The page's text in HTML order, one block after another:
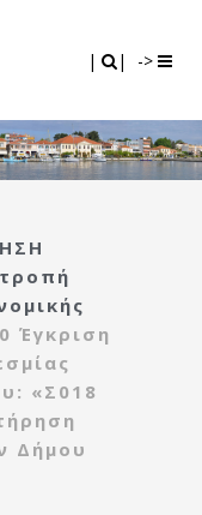
| | ->
Έγκριση
«Σ018
Δήμου